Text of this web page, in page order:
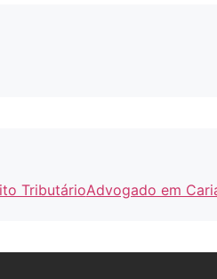
TributárioAdvogado em